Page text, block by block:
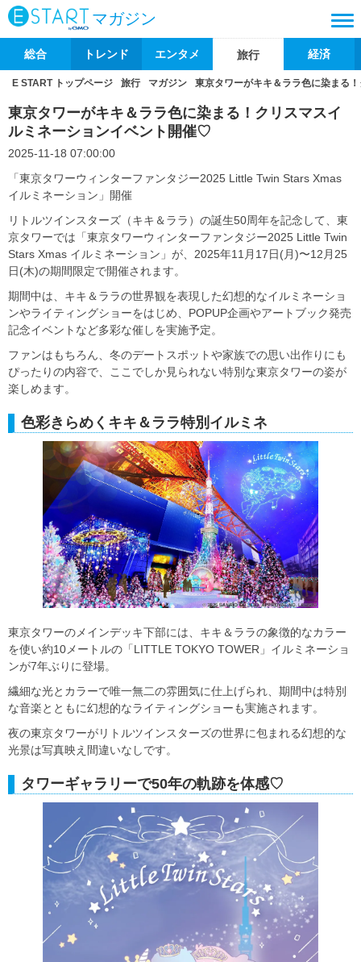
マガジン
総合 トレンド エンタメ 旅行 経済
E START トップページ 旅行 マガジン 東京タワーがキキ＆ララ色に染まる
東京タワーがキキ＆ララ色に染まる！クリスマスイ
ルミネーションイベント開催♡
2025-11-18 07:00:00
「東京タワーウィンターファンタジー2025 Little Twin Stars Xmas
イルミネーション」開催
リトルツインスターズ（キキ＆ララ）の誕生50周年を記念して、東
京タワーでは「東京タワーウィンターファンタジー2025 Little Twin
Stars Xmas イルミネーション」が、2025年11月17日(月)〜12月25
日(木)の期間限定で開催されます。
期間中は、キキ＆ララの世界観を表現した幻想的なイルミネーショ
ンやライティングショーをはじめ、POPUP企画やアートブック発売
記念イベントなど多彩な催しを実施予定。
ファンはもちろん、冬のデートスポットや家族での思い出作りにも
ぴったりの内容で、ここでしか見られない特別な東京タワーの姿が
楽しめます。
色彩きらめくキキ＆ララ特別イルミネ
東京タワーのメインデッキ下部には、キキ＆ララの象徴的なカラー
を使い約10メートルの「LITTLE TOKYO TOWER」イルミネーショ
ンが7年ぶりに登場。
繊細な光とカラーで唯一無二の雰囲気に仕上げられ、期間中は特別
な音楽とともに幻想的なライティングショーも実施されます。
夜の東京タワーがリトルツインスターズの世界に包まれる幻想的な
光景は写真映え間違いなしです。
タワーギャラリーで50年の軌跡を体感♡